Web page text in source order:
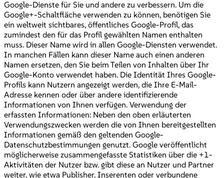
Google-Dienste für Sie und andere zu verbessern. Um die
Google+-Schaltfläche verwenden zu können, benötigen Sie
ein weltweit sichtbares, öffentliches Google-Profil, das
zumindest den für das Profil gewählten Namen enthalten
muss. Dieser Name wird in allen Google-Diensten verwendet.
In manchen Fällen kann dieser Name auch einen anderen
Namen ersetzen, den Sie beim Teilen von Inhalten über Ihr
Google-Konto verwendet haben. Die Identität Ihres Google-
Profils kann Nutzern angezeigt werden, die Ihre E-Mail-
Adresse kennen oder über andere identifizierende
Informationen von Ihnen verfügen. Verwendung der
erfassten Informationen: Neben den oben erläuterten
Verwendungszwecken werden die von Ihnen bereitgestellten
Informationen gemäß den geltenden Google-
Datenschutzbestimmungen genutzt. Google veröffentlicht
möglicherweise zusammengefasste Statistiken über die +1-
Aktivitäten der Nutzer bzw. gibt diese an Nutzer und Partner
weiter, wie etwa Publisher, Inserenten oder verbundene